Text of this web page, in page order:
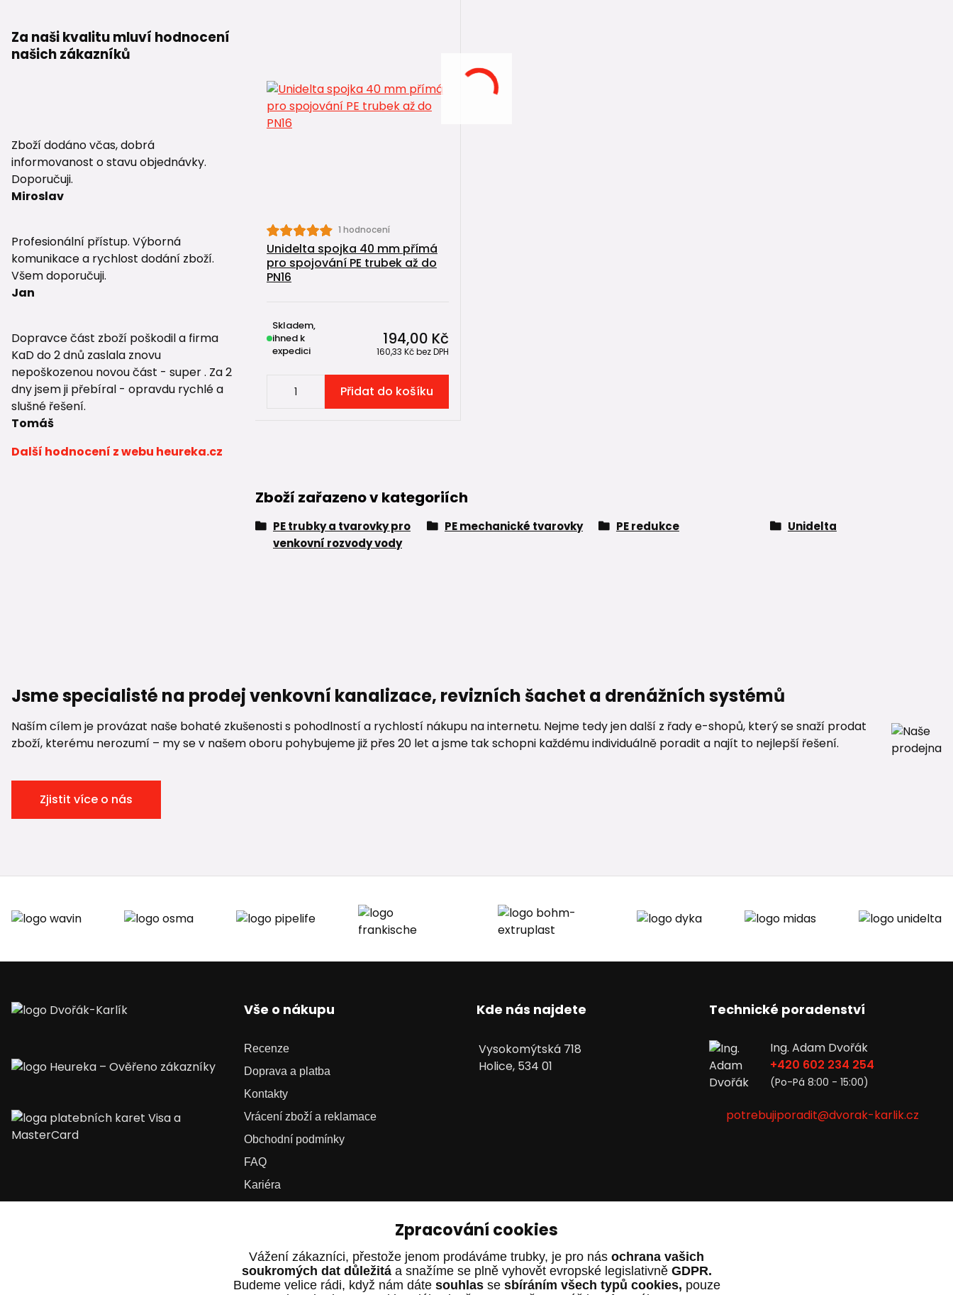
Za naši kvalitu mluví hodnocení
našich zákazníků
Zboží dodáno včas, dobrá
informovanost o stavu objednávky.
Doporučuji.
Miroslav
Profesionální přístup. Výborná
komunikace a rychlost dodání zboží.
Všem doporučuji.
Jan
Dopravce část zboží poškodil a firma
KaD do 2 dnů zaslala znovu
nepoškozenou novou část - super . Za 2
dny jsem ji přebíral - opravdu rychlé a
slušné řešení.
Tomáš
Další hodnocení z webu heureka.cz
1 hodnocení
Unidelta spojka 40 mm přímá
pro spojování PE trubek až do
PN16
194,00 Kč
160,33 Kčbez DPH
Skladem,
ihned k
expedici
Přidat do košíku
Zboží zařazeno v kategoriích
PE trubky a tvarovky pro
venkovní rozvody vody
PE mechanické tvarovky PE redukce Unidelta
Jsme specialisté na prodej venkovní kanalizace, revizních šachet a drenážních systémů
Naším cílem je provázat naše bohaté zkušenosti s pohodlností a rychlostí nákupu na internetu. Nejme tedy jen další z řady e-shopů, který se snaží prodat
zboží, kterému nerozumí – my se v našem oboru pohybujeme již přes 20 let a jsme tak schopni každému individuálně poradit a najít to nejlepší řešení.
Zjistit více o nás
Vše o nákupu
Recenze
Doprava a platba
Kontakty
Vrácení zboží a reklamace
Obchodní podmínky
FAQ
Kariéra
Kde nás najdete
Vysokomýtská 718
Holice, 534 01
Technické poradenství
Ing. Adam Dvořák
+420 602 234 254
(Po-Pá 8:00 - 15:00)
potrebujiporadit@dvorak-karlik.cz
Zpracování cookies
Vážení zákazníci, přestože jenom prodáváme trubky, je pro nás ochrana vašich
soukromých dat důležitáa snažíme se plně vyhovět evropské legislativně GDPR.
Budeme velice rádi, když nám dáte souhlasse sbíráním všech typů cookies, pouze